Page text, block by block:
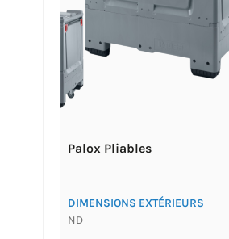
Palox Pliables
DIMENSIONS EXTÉRIEURS
ND